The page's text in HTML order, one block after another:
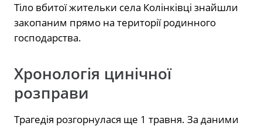
Тіло вбитої жительки села Колінківці знайшли
закопаним прямо на території родинного
господарства.
Хронологія цинічної
розправи
Трагедія розгорнулася ще 1 травня. За даними